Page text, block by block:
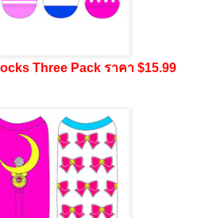
Three Pack ราคา $15.99